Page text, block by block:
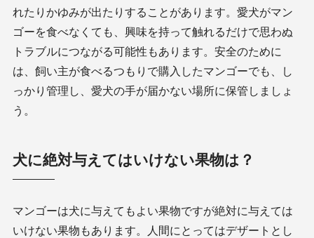
れたりかゆみが出たりすることがあります。愛犬がマン
ゴーを食べなくても、興味を持って触れるだけで思わぬ
トラブルにつながる可能性もあります。安全のために
は、飼い主が食べるつもりで購入したマンゴーでも、し
っかり管理し、愛犬の手が届かない場所に保管しましょ
う。
犬に絶対与えてはいけない果物は？
マンゴーは犬に与えてもよい果物ですが絶対に与えては
いけない果物もあります。人間にとってはデザートとし